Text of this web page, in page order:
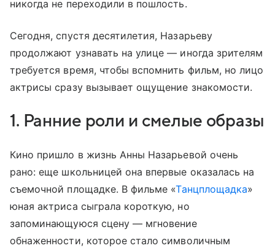
никогда не переходили в пошлость.
Сегодня, спустя десятилетия, Назарьеву
продолжают узнавать на улице — иногда зрителям
требуется время, чтобы вспомнить фильм, но лицо
актрисы сразу вызывает ощущение знакомости.
1. Ранние роли и смелые образы
Кино пришло в жизнь Анны Назарьевой очень
рано: еще школьницей она впервые оказалась на
съемочной площадке. В фильме «Танцплощадка»
юная актриса сыграла короткую, но
запоминающуюся сцену — мгновение
обнаженности, которое стало символичным